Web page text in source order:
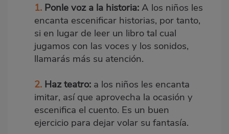
1. Ponle voz a la historia:A los niños les
encanta escenificar historias, por tanto,
si en lugar de leer un libro tal cual
jugamos con las voces y los sonidos,
llamarás más su atención.
2. Haz teatro: a los niños les encanta
imitar, así que aprovecha la ocasión y
escenifica el cuento. Es un buen
ejercicio para dejar volar su fantasía.